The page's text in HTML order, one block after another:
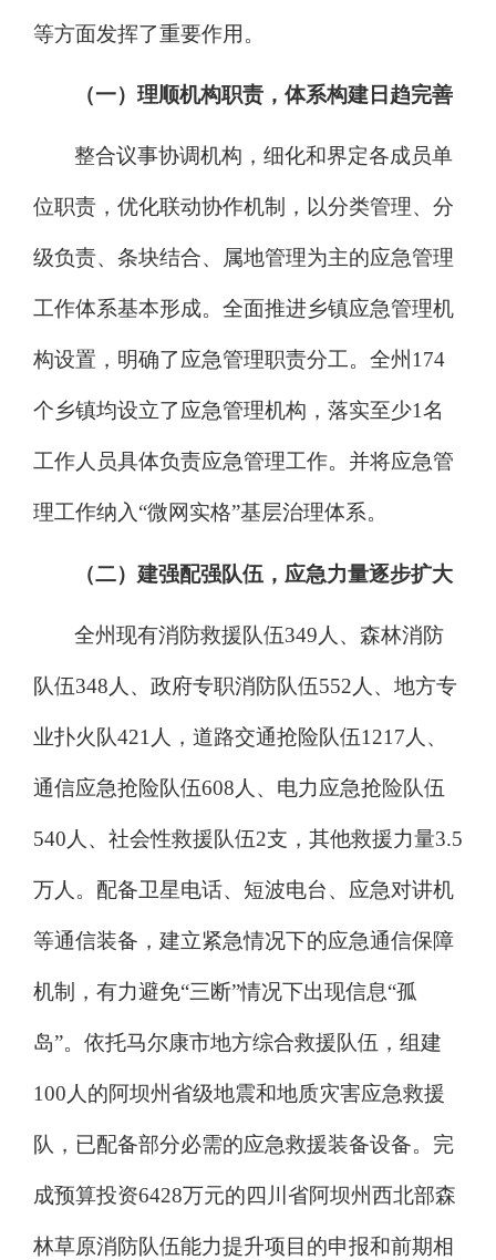
等方面发挥了重要作用。
（一）理顺机构职责，体系构建日趋完善
整合议事协调机构，细化和界定各成员单
位职责，优化联动协作机制，以分类管理、分
级负责、条块结合、属地管理为主的应急管理
工作体系基本形成。全面推进乡镇应急管理机
构设置，明确了应急管理职责分工。全州 174
个乡镇均设立了应急管理机构，落实至少1名
工作人员具体负责应急管理工作。并将应急管
理工作纳入“微网实格”基层治理体系。
（二）建强配强队伍，应急力量逐步扩大
全州现有消防救援队伍349 人、森林消防
队伍348 人、政府专职消防队伍552 人、地方专
业扑火队421 人，道路交通抢险队伍1217 人、
通信应急抢险队伍608 人、电力应急抢险队伍
540 人、社会性救援队伍2支，其他救援力量3.5
万人。配备卫星电话、短波电台、应急对讲机
等通信装备，建立紧急情况下的应急通信保障
机制，有力避免“三断”情况下出现信息“孤
岛”。依托马尔康市地方综合救援队伍，组建
100 人的阿坝州省级地震和地质灾害应急救援
队，已配备部分必需的应急救援装备设备。完
成预算投资6428万元的四川省阿坝州西北部森
林草原消防队伍能力提升项目的申报和前期相